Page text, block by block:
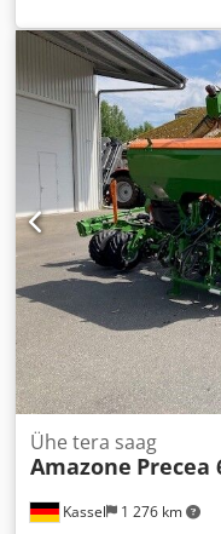
Kassel 1 276 km
Ühe tera saag
Amazone Precea